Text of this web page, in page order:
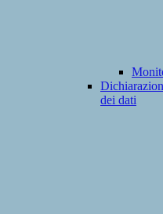
dei dati